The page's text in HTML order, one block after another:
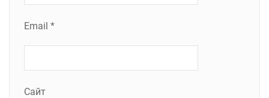
Email *
Сайт